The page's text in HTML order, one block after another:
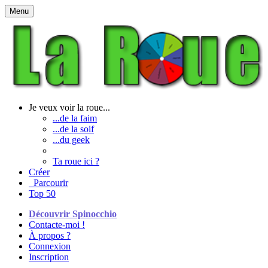
Menu
Je veux voir la roue...
...de la faim
...de la soif
...du geek
Ta roue ici ?
Créer
Parcourir
Top 50
Découvrir Spinocchio
Contacte-moi !
À propos ?
Connexion
Inscription